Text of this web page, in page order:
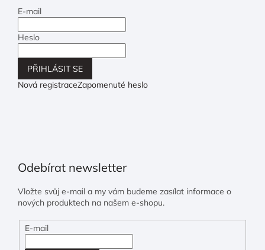
E-mail
Heslo
PŘIHLÁSIT SE
Nová registraceZapomenuté heslo
Odebírat newsletter
Vložte svůj e-mail a my vám budeme zasílat informace o
nových produktech na našem e-shopu.
E-mail